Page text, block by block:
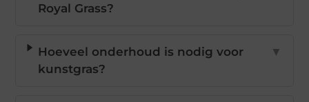
Royal Grass?
Hoeveel onderhoud is nodig voor
kunstgras?
▼